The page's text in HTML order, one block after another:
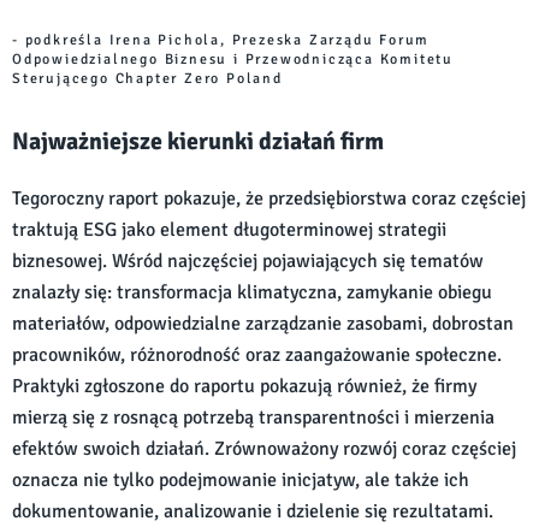
- podkreśla Irena Pichola, Prezeska Zarządu Forum
Odpowiedzialnego Biznesu i Przewodnicząca Komitetu
Sterującego Chapter Zero Poland
Najważniejsze kierunki działań firm
Tegoroczny raport pokazuje, że przedsiębiorstwa coraz częściej
traktują ESG jako element długoterminowej strategii
biznesowej. Wśród najczęściej pojawiających się tematów
znalazły się: transformacja klimatyczna, zamykanie obiegu
materiałów, odpowiedzialne zarządzanie zasobami, dobrostan
pracowników, różnorodność oraz zaangażowanie społeczne.
Praktyki zgłoszone do raportu pokazują również, że firmy
mierzą się z rosnącą potrzebą transparentności i mierzenia
efektów swoich działań. Zrównoważony rozwój coraz częściej
oznacza nie tylko podejmowanie inicjatyw, ale także ich
dokumentowanie, analizowanie i dzielenie się rezultatami.